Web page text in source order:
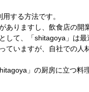
する方法です。
ありますし、飲食店の
して、「shitagoya」は最
ていますが、自社での人
」の厨房に立つ料